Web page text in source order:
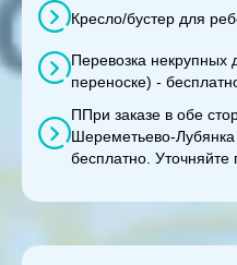
Кресло/бустер для
Перевозка некрупных
переноске) -
ППри заказе в обе
Шереметьево-
бесплатно.